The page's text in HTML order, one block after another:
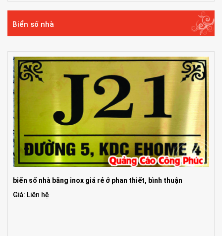
Biển số nhà
biển số nhà bằng inox giá rẻ ở phan thiết, bình thuận
Giá: Liên hệ